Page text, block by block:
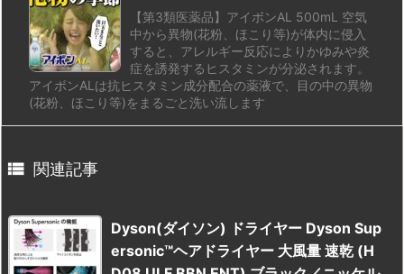
【第3類医薬品】アイボンAL 500mL 空気
中から異物(花粉、ほこり等)が体内に侵入
すると、アレルギー反応によりかゆみや炎
症を誘発するヒスタミンが分泌されます。
アイボンALは抗ヒスタミン成分配合の薬液で、目の中の異物
(花粉、ほこり等)をまるごと洗い流します
 関連記事
Dyson(ダイソン) ドライヤー Dyson Sup
ersonic™ヘアドライヤー 大風量 速乾 (H